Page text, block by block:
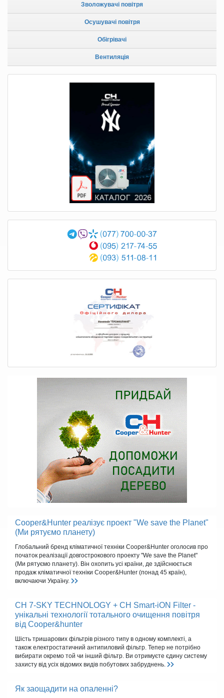
Зволожувачі повітря
Осушувачі повітря
Обігрівачі
Вентиляція
Cooper&Hunter реалізує проект "We save the Planet"
(Ми рятуємо планету)
Глобальний бренд кліматичної техніки Cooper&Hunter оголосив про
початок реалізації довгострокового проекту "We save the Planet"
(Ми рятуємо планету). Він охопить усі країни, де здійснюється
продаж кліматичної техніки Cooper&Hunter (понад 45 країн),
включаючи Україну.
CH 7-SKY TECHNOLOGY + CH Smart-iON Filter -
унікальні технології тотального очищення повітря
від Cooper&hunter
Шість тришарових фільтрів різного типу в одному комплекті, а
також електростатичний антипиловий фільтр. Тепер не потрібно
вибирати окремо той чи інший фільтр. Ви отримуєте єдину систему
захисту від усіх відомих видів побутових забруднень.
Як заощадити на опаленні?